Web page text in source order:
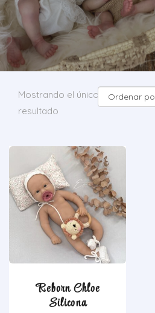
Mostrando el único
resultado
Reborn Chloe
Silicona